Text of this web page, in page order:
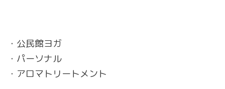
・公民館ヨガ
・パーソナル
・アロマトリートメント